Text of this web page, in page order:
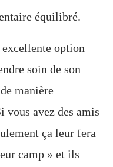
équilibré.
option
soin de son
manière
vous avez des amis
ça leur fera
camp » et ils